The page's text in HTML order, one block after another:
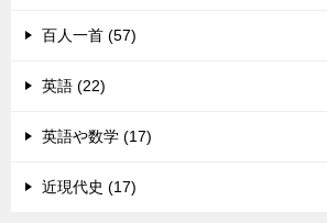
百人一首 (57)
英語 (22)
英語や数学 (17)
近現代史 (17)